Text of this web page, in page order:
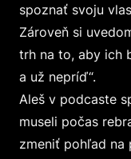
spoznať svoju
Zároveň si
trh na to, aby ich
a už nepríď“.
Aleš v podcaste
museli počas
zmeniť pohľad na